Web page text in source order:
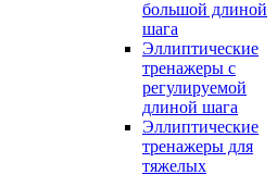
большой длиной
шага
Эллиптические
тренажеры с
регулируемой
длиной шага
Эллиптические
тренажеры для
тяжелых